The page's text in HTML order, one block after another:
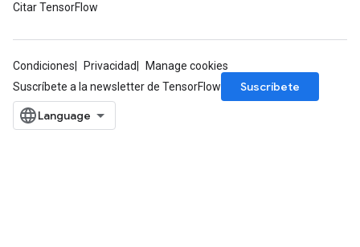
Citar TensorFlow
Condiciones Privacidad
Manage cookies
Suscríbete a la newsletter de TensorFlow
Suscríbete